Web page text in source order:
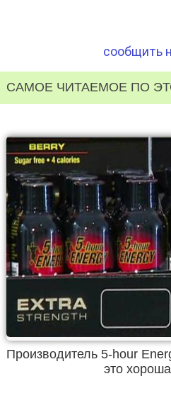
сообщить
САМОЕ ЧИТАЕМОЕ ПО
Производитель 5-hour
это